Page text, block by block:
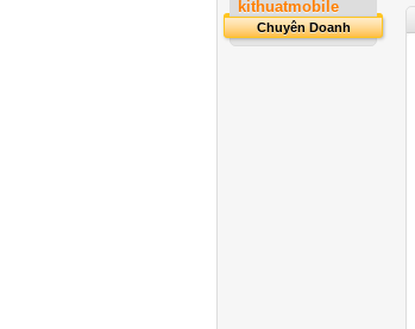
kithuatmobile
Chuyên Doanh